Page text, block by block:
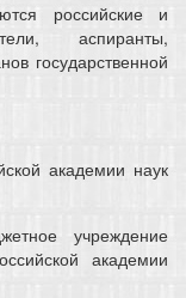
российские и
аспиранты,
государственной
академии наук
учреждение
академии